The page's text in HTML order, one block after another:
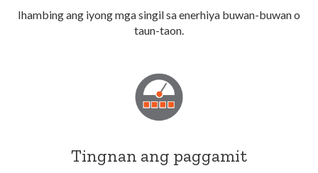
Ihambing ang iyong mga singil sa enerhiya buwan-buwan o
taun-taon.
Tingnan ang paggamit